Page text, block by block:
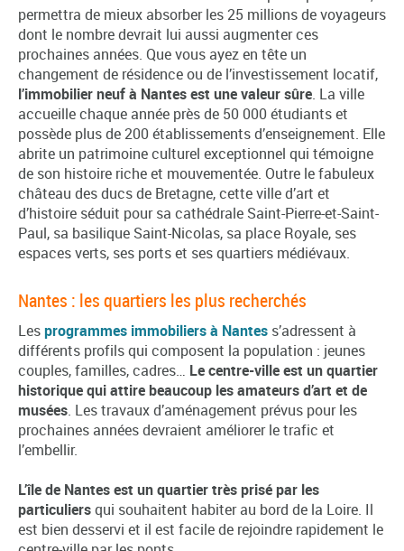
permettra de mieux absorber les 25 millions de voyageurs
dont le nombre devrait lui aussi augmenter ces
prochaines années. Que vous ayez en tête un
changement de résidence ou de l’investissement locatif,
l’immobilier neuf à Nantes est une valeur sûre. La ville
accueille chaque année près de 50 000 étudiants et
possède plus de 200 établissements d’enseignement. Elle
abrite un patrimoine culturel exceptionnel qui témoigne
de son histoire riche et mouvementée. Outre le fabuleux
château des ducs de Bretagne, cette ville d’art et
d’histoire séduit pour sa cathédrale Saint-Pierre-et-Saint-
Paul, sa basilique Saint-Nicolas, sa place Royale, ses
espaces verts, ses ports et ses quartiers médiévaux.
Nantes : les quartiers les plus recherchés
Lesprogrammes immobiliers à Nantes s’adressent à
différents profils qui composent la population : jeunes
couples, familles, cadres… Le centre-ville est un quartier
historique qui attire beaucoup les amateurs d’art et de
musées. Les travaux d’aménagement prévus pour les
prochaines années devraient améliorer le trafic et
l’embellir.
L’île de Nantes est un quartier très prisé par les
particuliersqui souhaitent habiter au bord de la Loire. Il
est bien desservi et il est facile de rejoindre rapidement le